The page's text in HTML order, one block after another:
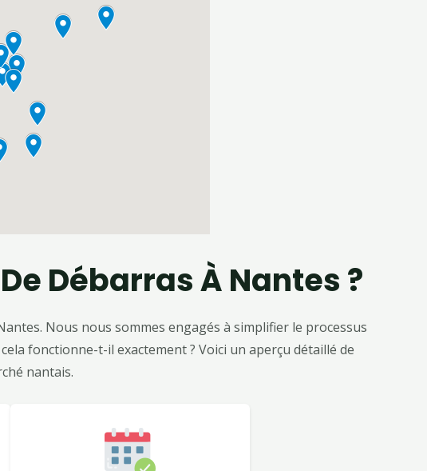
Débarras À Nantes ?
Nous nous sommes engagés à simplifier le processus
fonctionne-t-il exactement ? Voici un aperçu détaillé de
nantais.